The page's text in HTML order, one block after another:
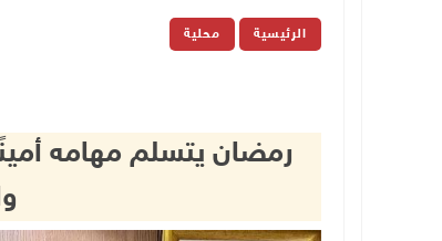
الرئيسية محلية
رمضان يتسلم مهامه